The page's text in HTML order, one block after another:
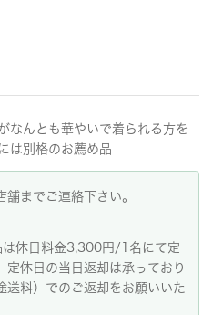
なんとも華やいで着られる方を
は別格のお薦め品
までご連絡下さい。
休日料金3,300円/1名にて定
休日の当日返却は承っており
送料）でのご返却をお願いいた